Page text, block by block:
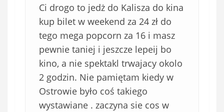
Ci drogo to jedż do Kalisza do kina
kup bilet w weekend za 24 zł do
tego mega popcorn za 16 i masz
pewnie taniej i jeszcze lepeij bo
kino, a nie spektakl trwajacy okolo
2 godzin. Nie pamiętam kiedy w
Ostrowie było coś takiego
wystawiane . zaczyna sie cos w